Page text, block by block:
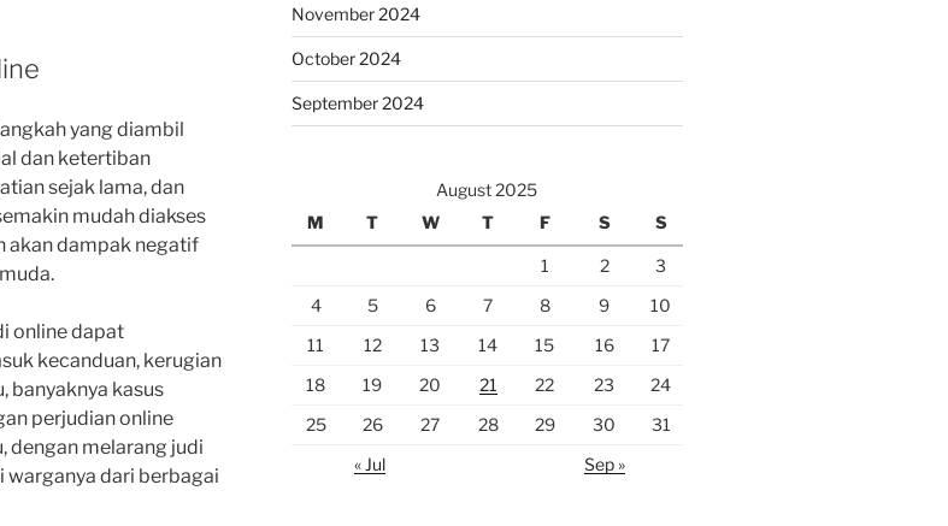
yang diambil
dan ketertiban
sejak lama, dan
mudah diakses
akan dampak negatif
online dapat
kecanduan, kerugian
banyaknya kasus
perjudian online
dengan melarang judi
dari berbagai
November 2024
October 2024
September 2024
August 2025
M
T W T F S S
1 2
3
4
5 6 7 8 9
10
11
12 13 14 15 16
17
18
19 20 21 22 23
24
25
26 27 28 29 30
31
« Jul
Sep »